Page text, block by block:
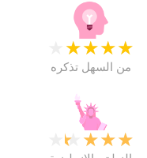
★
★
★
★
من السهل تذكره
★
★
★
★